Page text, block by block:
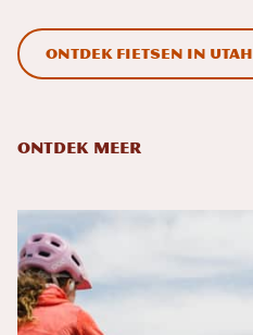
Ontdek fietsen in Utah
ONTDEK MEER